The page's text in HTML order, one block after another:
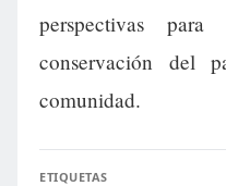
perspectivas
conservación del
comunidad.
ETIQUETAS